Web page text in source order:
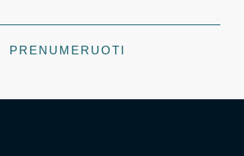
PRENUMERUOTI